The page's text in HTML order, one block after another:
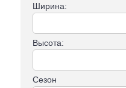
Ширина:
Высота:
Сезон